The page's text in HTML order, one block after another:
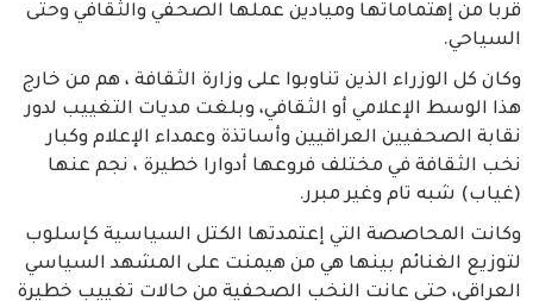
قربا من إهتماماتها وميادين عملها الصحفي والثقافي وحتى
السياحي.
وكان كل الوزراء الذين تناوبوا على وزارة الثقافة ، هم من خارج
هذا الوسط الإعلامي أو الثقافي، وبلغت مديات التغييب لدور
نقابة الصحفيين العراقيين وأساتذة وعمداء الإعلام وكبار
نخب الثقافة في مختلف فروعها أدوارا خطيرة ، نجم عنها
(غياب) شبه تام وغير مبرر.
وكانت المحاصصة التي إعتمدتها الكتل السياسية كإسلوب
لتوزيع الغنائم بينها هي من هيمنت على المشهد السياسي
العراقي، حتى عانت النخب الصحفية من حالات تغييب خطيرة